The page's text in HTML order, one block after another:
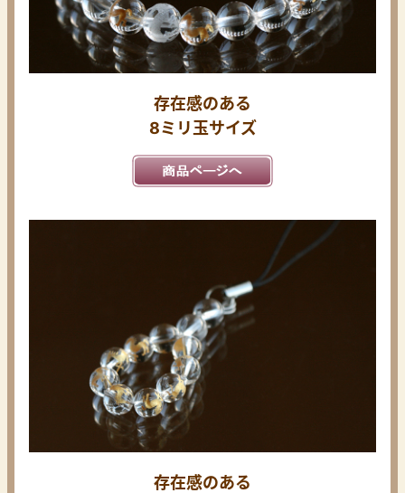
存在感のある
8ミリ玉サイズ
存在感のある